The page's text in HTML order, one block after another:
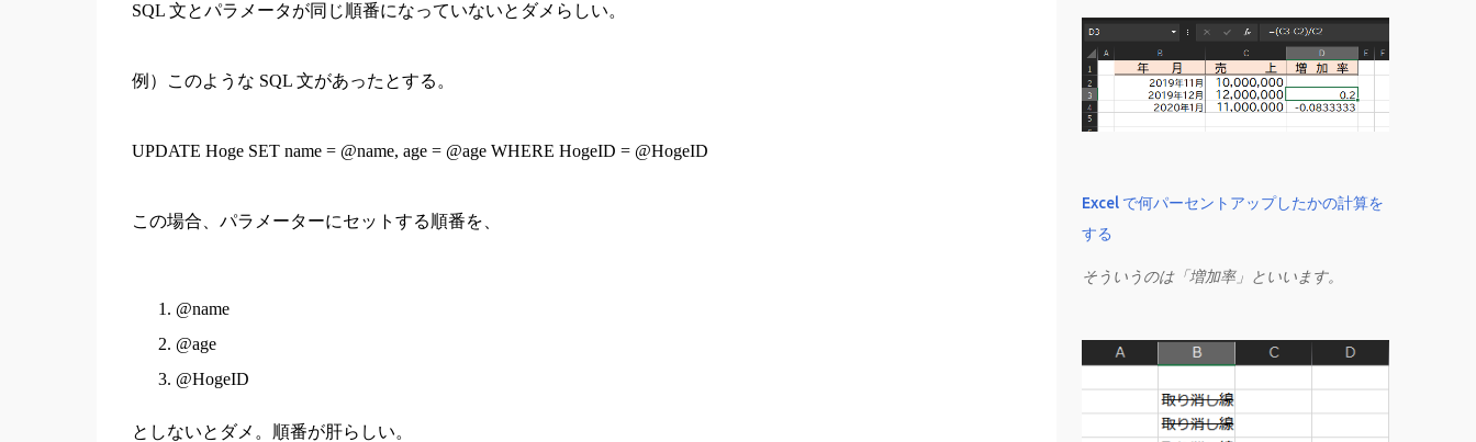
SQL 文とパラメータが同じ順番になっていないとダメらしい。
例）このような SQL 文があったとする。
UPDATE Hoge SET name = @name, age = @age WHERE HogeID = @HogeID
この場合、パラメーターにセットする順番を、
@name
@age
@HogeID
としないとダメ。順番が肝らしい。
Excel で何パーセントアップしたかの計算を
する
そういうのは「増加率」といいます。